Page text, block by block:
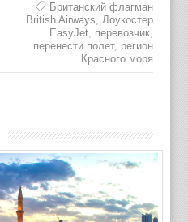
Британский флагман
British Airways,Лоукостер
ЕasyJet, перевозчик,
перенести полет, регион
Красного моря